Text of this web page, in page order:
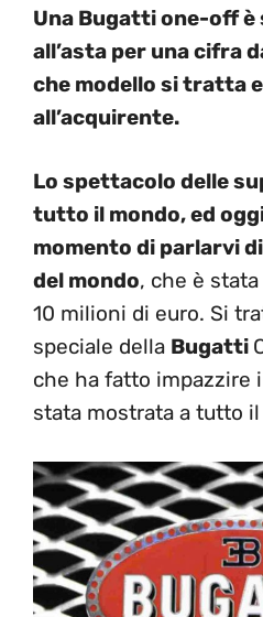
Una Bugatti one-off
all’asta per una cifra
che modello si tratta
all’acquirente.
Lo spettacolo delle
tutto il mondo, ed
momento di parlarvi
del mondo, che è
10 milioni di euro. Si
speciale della Bugatti
che ha fatto impazzire
stata mostrata a tutto il